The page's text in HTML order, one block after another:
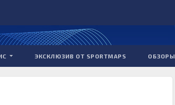
ЭКСКЛЮЗИВ ОТ SPORTMAPS ОБЗОРЫ